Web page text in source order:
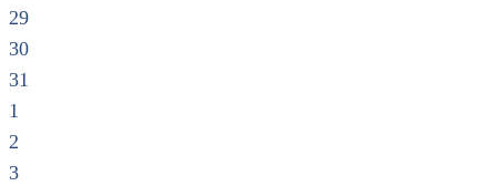
29
30
31
1
2
3